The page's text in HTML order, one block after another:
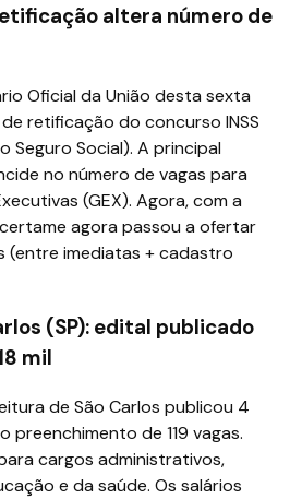
altera número de
Oficial da União desta sexta
retificação do concurso INSS
Seguro Social). A principal
no número de vagas para
(GEX). Agora, com a
agora passou a ofertar
(entre imediatas + cadastro
(SP): edital publicado
mil
de São Carlos publicou 4
preenchimento de 119 vagas.
cargos administrativos,
e da saúde. Os salários